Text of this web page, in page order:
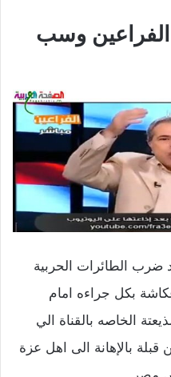
وسب
ضرب الطائرات الحربية
بكل جراءه امام
الخاصه بالقناة الي
قبلة بالإهانة الى اهل عزة